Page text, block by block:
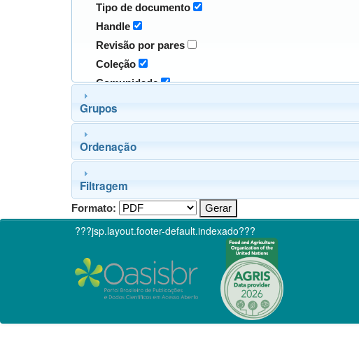
Tipo de documento
Handle
Revisão por pares
Coleção
Comunidade
Grupos
Ordenação
Filtragem
Formato:
???jsp.layout.footer-default.indexado???